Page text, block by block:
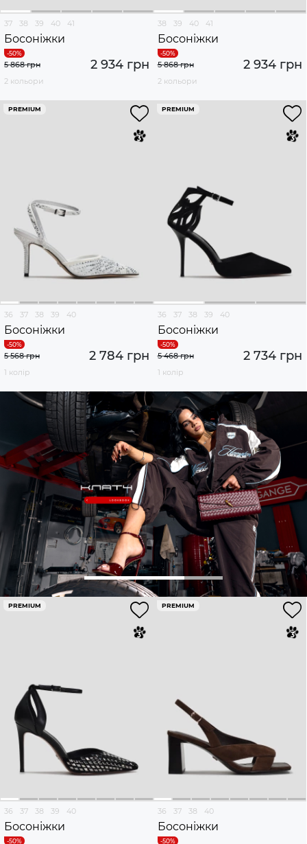
37 38 39 40 41
Босоніжки
2 934 грн
5 868 грн
2 кольори
38 39 40 41
Босоніжки
2 934 грн
5 868 грн
2 кольори
PREMIUM
36 37 38 39 40
Босоніжки
2 784 грн
5 568 грн
1 колір
PREMIUM
36 37 38 39 40
Босоніжки
2 734 грн
5 468 грн
1 колір
PREMIUM
36 37 38 39 40
Босоніжки
PREMIUM
36 37 38 40
Босоніжки